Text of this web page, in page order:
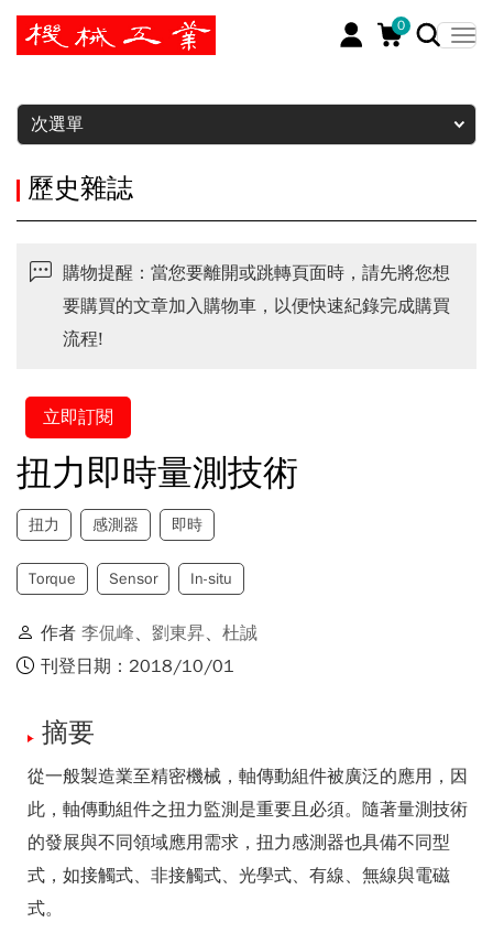
0
暫停
次選單
歷史雜誌
購物提醒：當您要離開或跳轉頁面時，請先將您想
要購買的文章加入購物車，以便快速紀錄完成購買
流程!
立即訂閱
扭力即時量測技術
扭力 感測器 即時
Torque Sensor In-situ
作者 李侃峰、 劉東昇、 杜誠
刊登日期：2018/10/01
摘要
從一般製造業至精密機械，軸傳動組件被廣泛的應用，因
此，軸傳動組件之扭力監測是重要且必須。隨著量測技術
的發展與不同領域應用需求，扭力感測器也具備不同型
式，如接觸式、非接觸式、光學式、有線、無線與電磁
式。